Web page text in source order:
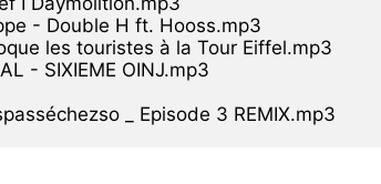
- Double H ft. Hooss.mp3
les touristes à la Tour Eiffel.mp3
- SIXIEME OINJ.mp3